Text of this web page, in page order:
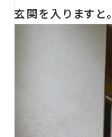
玄関を入りますと。